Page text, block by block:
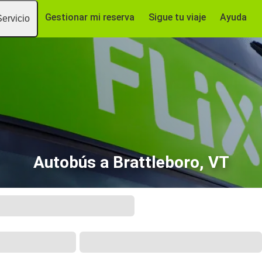
Gestionar mi reserva Sigue tu viaje Ayuda
Autobús a Brattleboro, VT